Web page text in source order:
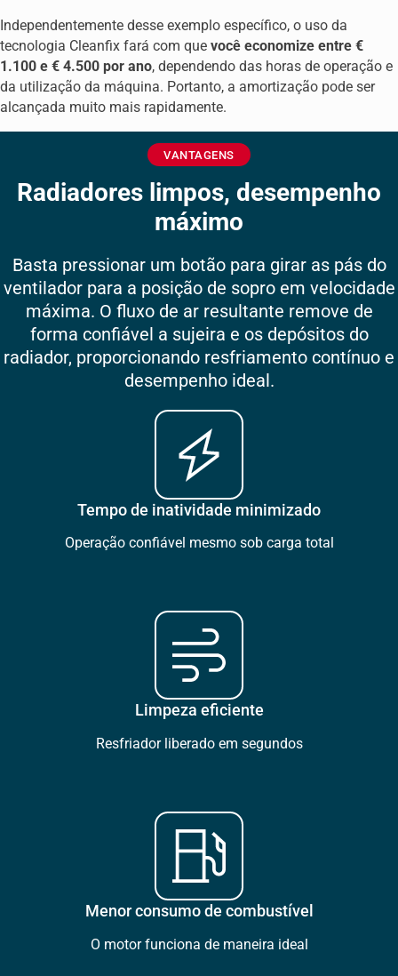
Independentemente desse exemplo específico, o uso da
tecnologia Cleanfix fará com que você economize entre €
1.100 e € 4.500 por ano, dependendo das horas de operação e
da utilização da máquina. Portanto, a amortização pode ser
alcançada muito mais rapidamente.
Radiadores limpos, desempenho
máximo
VANTAGENS
Basta pressionar um botão para girar as pás do
ventilador para a posição de sopro em velocidade
máxima. O fluxo de ar resultante remove de
forma confiável a sujeira e os depósitos do
radiador, proporcionando resfriamento contínuo e
desempenho ideal.
Tempo de inatividade minimizado
Operação confiável mesmo sob carga total
Limpeza eficiente
Resfriador liberado em segundos
Menor consumo de combustível
O motor funciona de maneira ideal